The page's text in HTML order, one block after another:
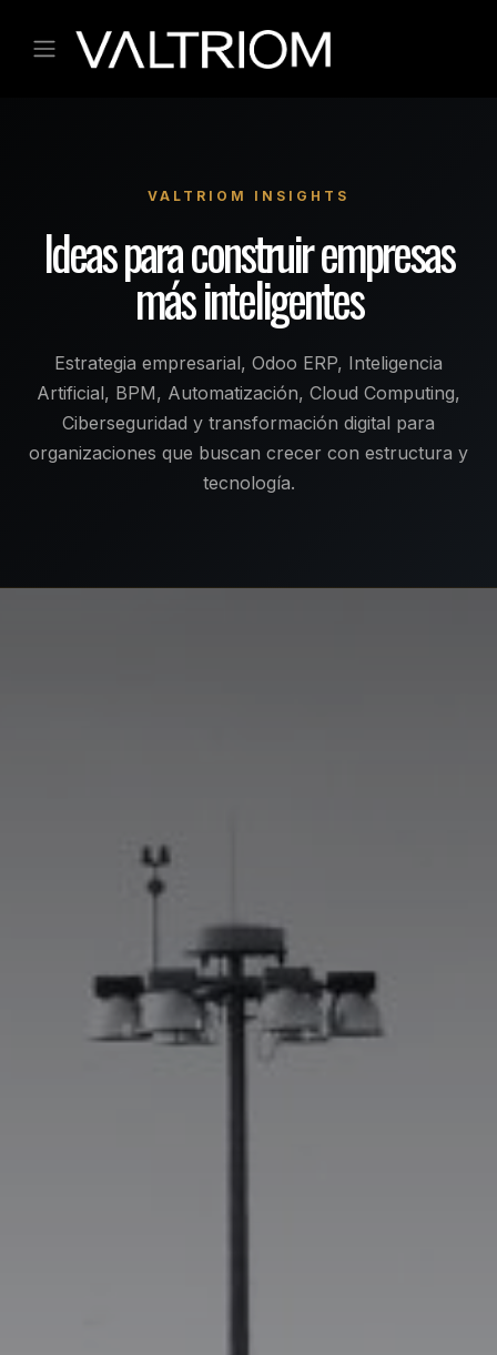
VALTRIOM INSIGHTS
Ideas para construir empresas
más inteligentes
Estrategia empresarial, Odoo ERP, Inteligencia
Artificial, BPM, Automatización, Cloud Computing,
Ciberseguridad y transformación digital para
organizaciones que buscan crecer con estructura y
tecnología.